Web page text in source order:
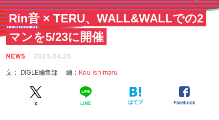
Rin音 × TERU、WALL&WALLでの2
マンを5/23に開催
NEWS 2025.04.25
文： DIGLE編集部 編： Kou Ishimaru
X LINE はてブ Facebook